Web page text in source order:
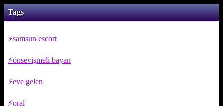
Tags
samsun escort
önsevişmeli bayan
eve gelen
oral